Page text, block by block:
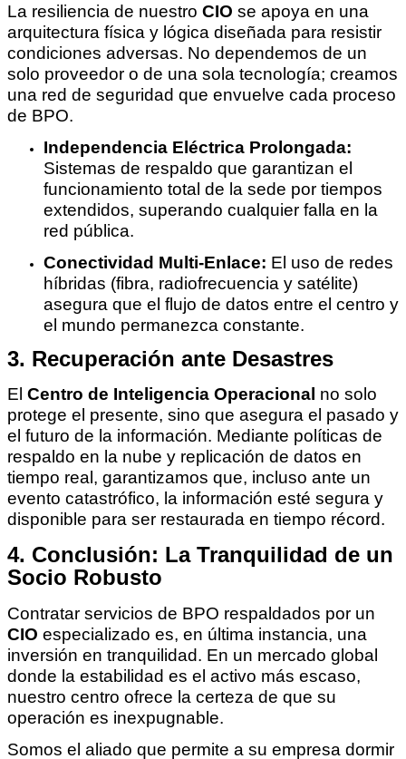
La resiliencia de nuestro CIO se apoya en una
arquitectura física y lógica diseñada para resistir
condiciones adversas. No dependemos de un
solo proveedor o de una sola tecnología; creamos
una red de seguridad que envuelve cada proceso
de BPO.
Independencia Eléctrica Prolongada:
Sistemas de respaldo que garantizan el
funcionamiento total de la sede por tiempos
extendidos, superando cualquier falla en la
red pública.
Conectividad Multi-Enlace: El uso de redes
híbridas (fibra, radiofrecuencia y satélite)
asegura que el flujo de datos entre el centro y
el mundo permanezca constante.
3. Recuperación ante Desastres
El Centro de Inteligencia Operacional no solo
protege el presente, sino que asegura el pasado y
el futuro de la información. Mediante políticas de
respaldo en la nube y replicación de datos en
tiempo real, garantizamos que, incluso ante un
evento catastrófico, la información esté segura y
disponible para ser restaurada en tiempo récord.
4. Conclusión: La Tranquilidad de un
Socio Robusto
Contratar servicios de BPO respaldados por un
CIO especializado es, en última instancia, una
inversión en tranquilidad. En un mercado global
donde la estabilidad es el activo más escaso,
nuestro centro ofrece la certeza de que su
operación es inexpugnable.
Somos el aliado que permite a su empresa dormir